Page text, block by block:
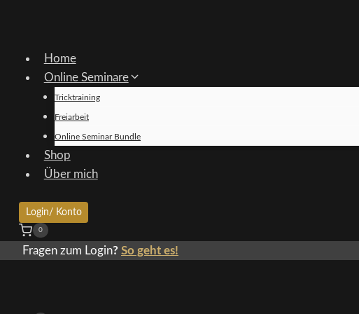
Home
Online Seminare
Tricktraining
Freiarbeit
Online Seminar Bundle
Shop
Über mich
Login/ Konto
0
Fragen zum Login? So geht es!